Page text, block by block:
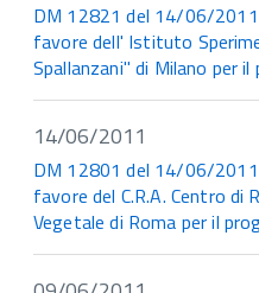
DM 12821 del 14/06/
favore dell' Istituto
Spallanzani" di Milano per
14/06/2011
DM 12801 del 14/06/
favore del C.R.A. Centro di
Vegetale di Roma per il